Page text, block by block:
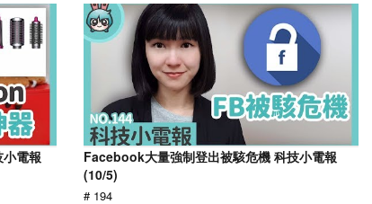
電報
Facebook大量強制登出被駭危機 科技小電報
(10/5)
# 194